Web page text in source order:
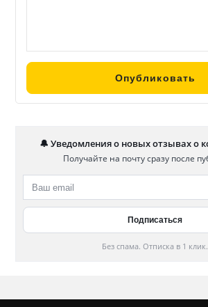
🔔 Уведомления о новых отзывах о
Получайте на почту сразу после
Без спама. Отписка в 1 клик.